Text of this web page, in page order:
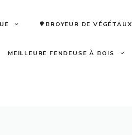
🌳BROYEUR DE VÉGÉTAUX
MEILLEURE FENDEUSE À BOIS